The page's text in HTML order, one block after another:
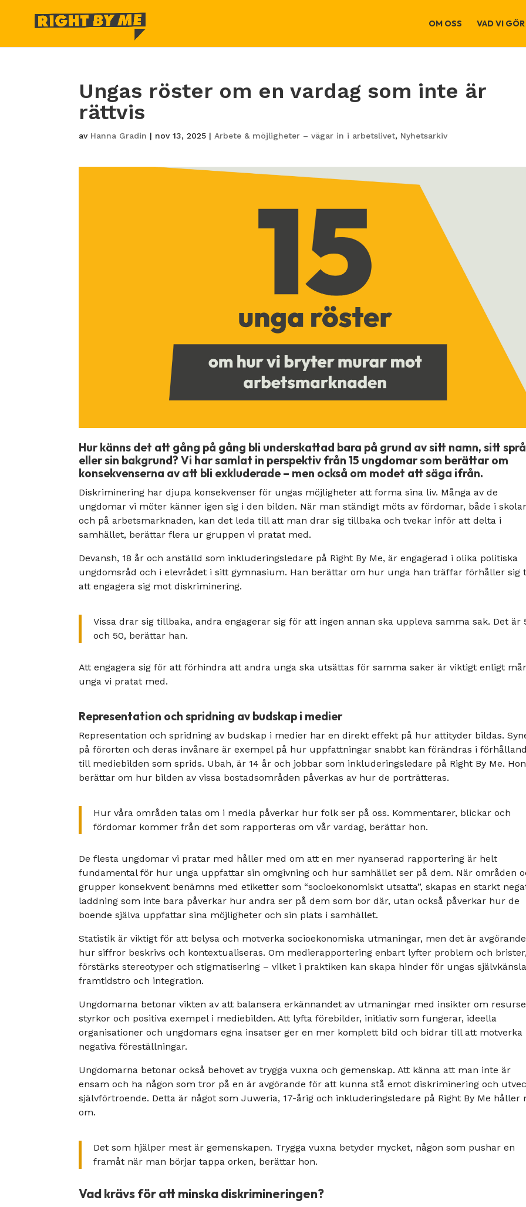
OM OSS VAD VI GÖR
Ungas röster om en vardag som inte är
rättvis
av Hanna Gradin | nov 13, 2025 | Arbete & möjligheter – vägar in i arbetslivet, Nyhetsarkiv
Hur känns det att gång på gång bli underskattad bara på grund av sitt namn, sitt
eller sin bakgrund? Vi har samlat in perspektiv från 15 ungdomar som berättar om
konsekvenserna av att bli exkluderade – men också om modet att säga ifrån.
Diskriminering har djupa konsekvenser för ungas möjligheter att forma sina liv. Många av de
ungdomar vi möter känner igen sig i den bilden. När man ständigt möts av fördomar, både i
och på arbetsmarknaden, kan det leda till att man drar sig tillbaka och tvekar inför att delta i
samhället, berättar flera ur gruppen vi pratat med.
Devansh, 18 år och anställd som inkluderingsledare på Right By Me, är engagerad i olika politiska
ungdomsråd och i elevrådet i sitt gymnasium. Han berättar om hur unga han träffar förhåller sig
att engagera sig mot diskriminering.
Vissa drar sig tillbaka, andra engagerar sig för att ingen annan ska uppleva samma sak. Det är
och 50, berättar han.
Att engagera sig för att förhindra att andra unga ska utsättas för samma saker är viktigt enligt
unga vi pratat med.
Representation och spridning av budskap i medier
Representation och spridning av budskap i medier har en direkt effekt på hur attityder bildas.
på förorten och deras invånare är exempel på hur uppfattningar snabbt kan förändras i
till mediebilden som sprids. Ubah, är 14 år och jobbar som inkluderingsledare på Right By Me. Hon
berättar om hur bilden av vissa bostadsområden påverkas av hur de porträtteras.
Hur våra områden talas om i media påverkar hur folk ser på oss. Kommentarer, blickar och
fördomar kommer från det som rapporteras om vår vardag, berättar hon.
De flesta ungdomar vi pratar med håller med om att en mer nyanserad rapportering är helt
fundamental för hur unga uppfattar sin omgivning och hur samhället ser på dem. När områden
grupper konsekvent benämns med etiketter som “socioekonomiskt utsatta”, skapas en starkt
laddning som inte bara påverkar hur andra ser på dem som bor där, utan också påverkar hur de
boende själva uppfattar sina möjligheter och sin plats i samhället.
Statistik är viktigt för att belysa och motverka socioekonomiska utmaningar, men det är avgörande
hur siffror beskrivs och kontextualiseras. Om medierapportering enbart lyfter problem och brister,
förstärks stereotyper och stigmatisering – vilket i praktiken kan skapa hinder för ungas
framtidstro och integration.
Ungdomarna betonar vikten av att balansera erkännandet av utmaningar med insikter om
styrkor och positiva exempel i mediebilden. Att lyfta förebilder, initiativ som fungerar, ideella
organisationer och ungdomars egna insatser ger en mer komplett bild och bidrar till att motverka
negativa föreställningar.
Ungdomarna betonar också behovet av trygga vuxna och gemenskap. Att känna att man inte är
ensam och ha någon som tror på en är avgörande för att kunna stå emot diskriminering och
självförtroende. Detta är något som Juweria, 17-årig och inkluderingsledare på Right By Me håller
om.
Det som hjälper mest är gemenskapen. Trygga vuxna betyder mycket, någon som pushar en
framåt när man börjar tappa orken, berättar hon.
Vad krävs för att minska diskrimineringen?